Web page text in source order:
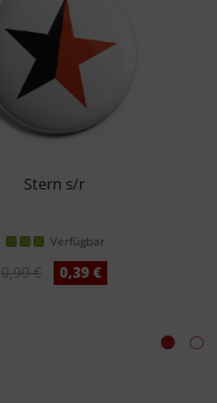
Stern s/r
Verfügbar
0,99 € 0,39 €